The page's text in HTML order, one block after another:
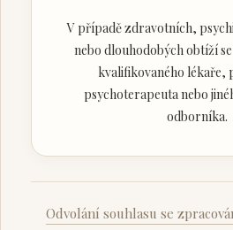
V případě zdravotních,
nebo dlouhodobých obtíží
kvalifikovaného lékaře,
psychoterapeuta nebo
odborníka.
Odvolání souhlasu se